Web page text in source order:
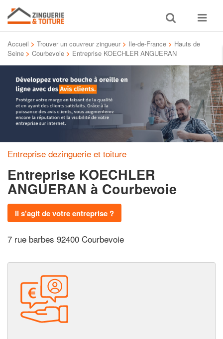
Toggle
search
Toggle
Accueil > Trouver un couvreur zingueur > Ile-de-France > Hauts de
Seine > Courbevoie > Entreprise KOECHLER ANGUERAN
Entreprise dezinguerie et toiture
Entreprise KOECHLER
ANGUERAN à Courbevoie
Il s'agit de votre entreprise ?
7 rue barbes 92400 Courbevoie